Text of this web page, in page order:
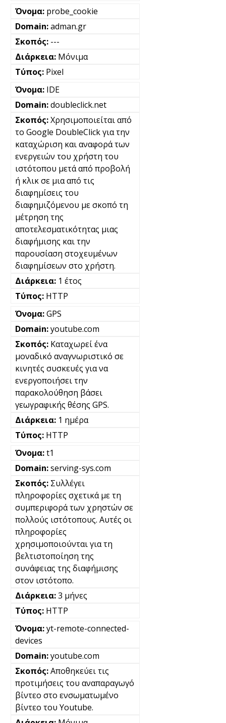
probe_cookie
adman.gr
---
Μόνιμα
Pixel
IDE
doubleclick.net
Χρησιμοποιείται από
το Google DoubleClick για την
καταχώριση και αναφορά των
ενεργειών του χρήστη του
ιστότοπου μετά από προβολή
ή κλικ σε μια από τις
διαφημίσεις του
διαφημιζόμενου με σκοπό τη
μέτρηση της
αποτελεσματικότητας μιας
διαφήμισης και την
παρουσίαση στοχευμένων
διαφημίσεων στο χρήστη.
1 έτος
HTTP
GPS
youtube.com
Καταχωρεί ένα
μοναδικό αναγνωριστικό σε
κινητές συσκευές για να
ενεργοποιήσει την
παρακολούθηση βάσει
γεωγραφικής θέσης GPS.
1 ημέρα
HTTP
t1
serving-sys.com
Συλλέγει
πληροφορίες σχετικά με τη
συμπεριφορά των χρηστών σε
πολλούς ιστότοπους. Αυτές οι
πληροφορίες
χρησιμοποιούνται για τη
βελτιστοποίηση της
συνάφειας της διαφήμισης
στον ιστότοπο.
3 μήνες
HTTP
yt-remote-connected-
devices
youtube.com
Αποθηκεύει τις
προτιμήσεις του αναπαραγωγό
βίντεο στο ενσωματωμένο
βίντεο του Youtube.